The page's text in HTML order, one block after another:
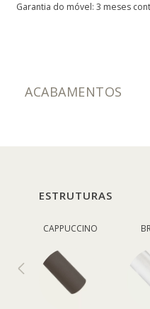
Garantia do móvel: 3 meses
ACABAMENTOS
ESTRUTURAS
CAPPUCCINO